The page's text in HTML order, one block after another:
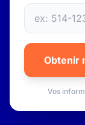
Obtenir
Vos